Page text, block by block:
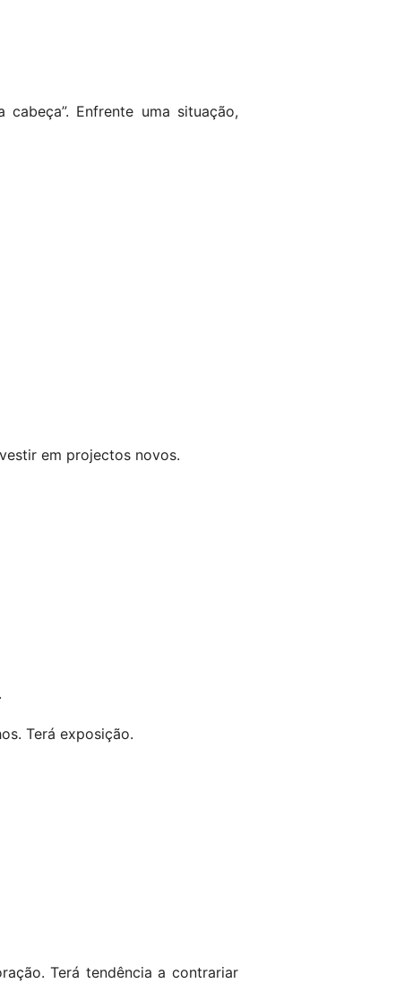
Enfrente uma situação,
em projectos novos.
Terá exposição.
Terá tendência a contrariar